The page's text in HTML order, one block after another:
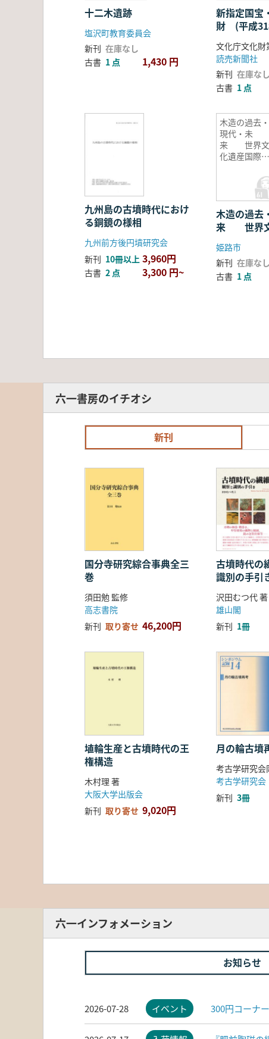
十二木遺跡
塩沢町教育委員会
新刊 在庫なし
古書 1 点 1,430 円
新指定国宝
財 (平成
文化庁文化財
読売新聞社
新刊 在庫なし
古書 1 点
九州島の古墳時代におけ
る銅鏡の様相
九州前方後円墳研究会
新刊 10冊以上 3,960円
古書 2 点 3,300 円~
木造の過去・
現代・未
来 世界文
化遺産国際学
木造の過去
来 世界文
学術会議記
姫路市
新刊 在庫なし
古書 1 点
六一書房のイチオシ
新刊
国分寺研究綜合事典全三
巻
須田勉 監修
高志書院
新刊 取り寄せ 46,200円
古墳時代の
識別の手引
沢田むつ代 著
雄山閣
新刊 1冊
埴輪生産と古墳時代の王
権構造
木村理 著
大阪大学出版会
新刊 取り寄せ 9,020円
月の輪古墳
考古学研究会
考古学研究会
新刊 3冊
六一インフォメーション
お知らせ
2026-07-28 イベント 300円コーナ